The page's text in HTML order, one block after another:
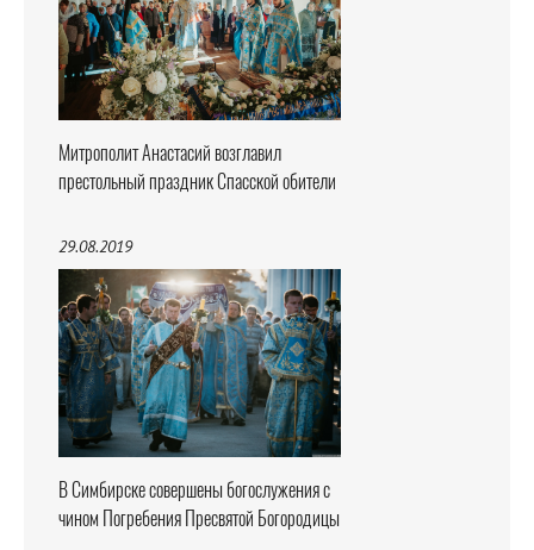
Митрополит Анастасий возглавил
престольный праздник Спасской обители
29.08.2019
В Симбирске совершены богослужения с
чином Погребения Пресвятой Богородицы